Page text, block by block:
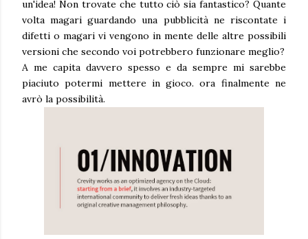
un'idea! Non trovate che tutto ciò sia fantastico? Quante
volta magari guardando una pubblicità ne riscontate i
difetti o magari vi vengono in mente delle altre possibili
versioni che secondo voi potrebbero funzionare meglio?
A me capita davvero spesso e da sempre mi sarebbe
piaciuto potermi mettere in gioco. ora finalmente ne
avrò la possibilità.